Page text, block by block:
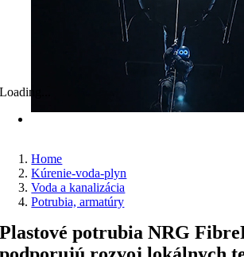
Loading...
Home
Kúrenie-voda-plyn
Voda a kanalizácia
Potrubia, armatúry
Plastové potrubia NRG